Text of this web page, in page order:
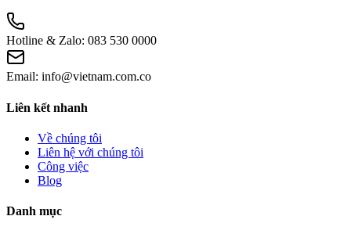
Hotline & Zalo: 083 530 0000
Email: info@vietnam.com.co
Liên kết nhanh
Về chúng tôi
Liên hệ với chúng tôi
Công việc
Blog
Danh mục